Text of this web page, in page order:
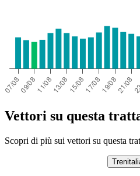
Vettori su questa
Scopri di più sui vettori su questa